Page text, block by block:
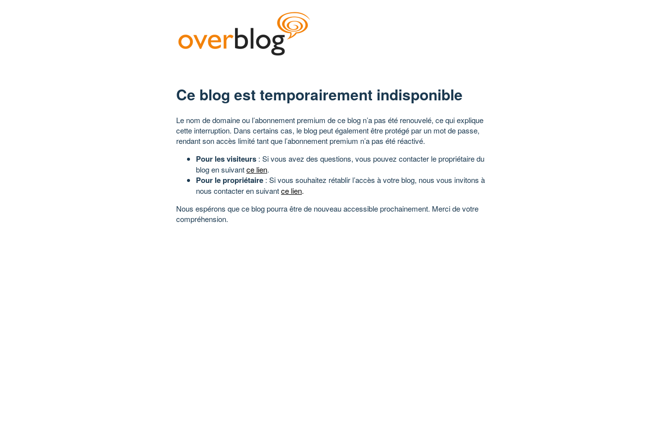
Ce blog est temporairement indisponible
Le nom de domaine ou l’abonnement premium de ce blog n’a pas été renouvelé, ce qui explique
cette interruption. Dans certains cas, le blog peut également être protégé par un mot de passe,
rendant son accès limité tant que l’abonnement premium n’a pas été réactivé.
Pour les visiteurs : Si vous avez des questions, vous pouvez contacter le propriétaire du
blog en suivantce lien.
Pour le propriétaire : Si vous souhaitez rétablir l’accès à votre blog, nous vous invitons à
nous contacter en suivantce lien.
Nous espérons que ce blog pourra être de nouveau accessible prochainement. Merci de votre
compréhension.